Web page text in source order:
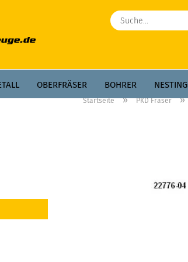
OBERFRÄSER BOHRER NESTING
Startseite » PKD Fräser »